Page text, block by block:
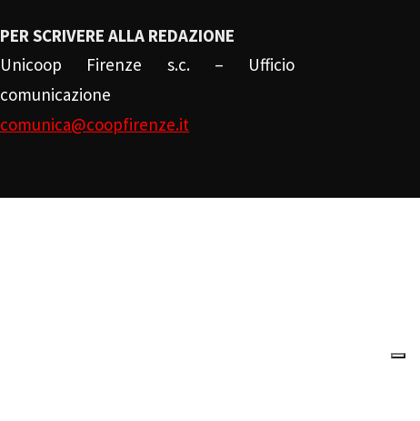
PER SCRIVERE ALLA REDAZIONE
Unicoop Firenze s.c. – Ufficio
comunicazione
comunica@coopfirenze.it